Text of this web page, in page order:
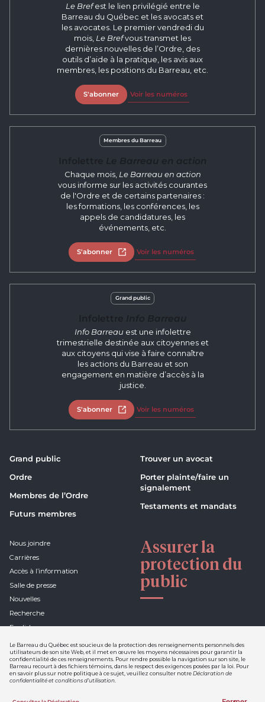
Le Barreau du Québec est soucieux de la protection des renseignements personnels des
utilisateurs de son site Web, et il met en œuvre les moyens nécessaires pour garantir la
confidentialité de ces renseignements. Pour rendre possible la navigation sur son site, le
Barreau recourt à des fichiers témoins, dans le respect des exigences posées par la loi. Pour
en savoir plus sur notre politique à ce sujet, veuillez consulter notreDéclaration de
confidentialité et conditions d’utilisation
Le Brefest le lien privilégié entre le
Barreau du Québec et les avocats et
les avocates. Le premier vendredi du
mois, Le Brefvous transmet les
dernières nouvelles de l’Ordre, des
outils d’aide à la pratique, les avis aux
membres, les positions du Barreau, etc.
S'abonner Voir les numéros
Membres du Barreau
Chaque mois, Le Barreau en action
vous informe sur les activités courantes
de l'Ordre et de certains partenaires :
les formations, les conférences, les
appels de candidatures, les
événements, etc.
S'abonner Ouvrir dans un nouvel onglet
Voir les numéros
Grand public
Info Barreau est une infolettre
trimestrielle destinée aux citoyennes et
aux citoyens qui vise à faire connaître
les actions du Barreau et son
engagement en matière d’accès à la
justice.
S'abonner Ouvrir dans un nouvel onglet
Voir les numéros
Grand public
Ordre
Membres de l’Ordre
Futurs membres
Trouver un avocat
Porter plainte/faire un
signalement
Testaments et mandats
Nous joindre
Carrières
Accès à l’information
Salle de presse
Nouvelles
Recherche
English
Assurer la
protection du
public
Déclaration de confidentialité et
conditions d'utilisation